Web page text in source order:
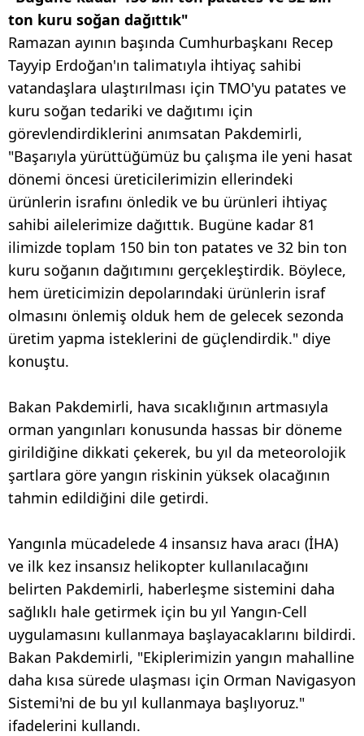
ton kuru soğan dağıttık"
Ramazan ayının başında Cumhurbaşkanı Recep
Tayyip Erdoğan'ın talimatıyla ihtiyaç sahibi
vatandaşlara ulaştırılması için TMO'yu patates ve
kuru soğan tedariki ve dağıtımı için
görevlendirdiklerini anımsatan Pakdemirli,
"Başarıyla yürüttüğümüz bu çalışma ile yeni hasat
dönemi öncesi üreticilerimizin ellerindeki
ürünlerin israfını önledik ve bu ürünleri ihtiyaç
sahibi ailelerimize dağıttık. Bugüne kadar 81
ilimizde toplam 150 bin ton patates ve 32 bin ton
kuru soğanın dağıtımını gerçekleştirdik. Böylece,
hem üreticimizin depolarındaki ürünlerin israf
olmasını önlemiş olduk hem de gelecek sezonda
üretim yapma isteklerini de güçlendirdik." diye
konuştu.
Bakan Pakdemirli, hava sıcaklığının artmasıyla
orman yangınları konusunda hassas bir döneme
girildiğine dikkati çekerek, bu yıl da meteorolojik
şartlara göre yangın riskinin yüksek olacağının
tahmin edildiğini dile getirdi.
Yangınla mücadelede 4 insansız hava aracı (İHA)
ve ilk kez insansız helikopter kullanılacağını
belirten Pakdemirli, haberleşme sistemini daha
sağlıklı hale getirmek için bu yıl Yangın-Cell
uygulamasını kullanmaya başlayacaklarını bildirdi.
Bakan Pakdemirli, "Ekiplerimizin yangın mahalline
daha kısa sürede ulaşması için Orman Navigasyon
Sistemi'ni de bu yıl kullanmaya başlıyoruz."
ifadelerini kullandı.